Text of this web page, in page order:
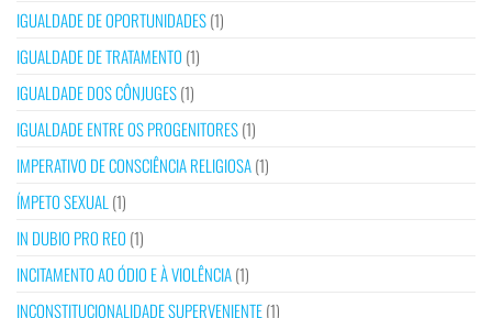
IGUALDADE DE OPORTUNIDADES(1)
IGUALDADE DE TRATAMENTO (1)
IGUALDADE DOS CÔNJUGES(1)
IGUALDADE ENTRE OS PROGENITORES(1)
IMPERATIVO DE CONSCIÊNCIA RELIGIOSA(1)
ÍMPETO SEXUAL (1)
IN DUBIO PRO REO (1)
INCITAMENTO AO ÓDIO E À VIOLÊNCIA(1)
INCONSTITUCIONALIDADE SUPERVENIENTE(1)